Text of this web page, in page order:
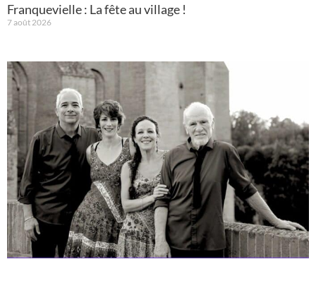
Franquevielle : La fête au village !
7 août 2026